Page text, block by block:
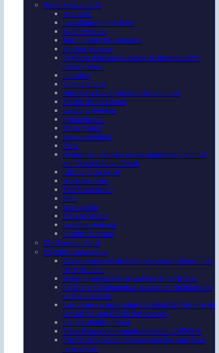
Penal Sustantivo⚖️
Adulterio
cumplimiento del deber
Dolo eventual
Juicio contra los animales
Acción humana
Legítima defensa en estado de incertidumbre
temor o terror
tipicidad
Ultraje simple
sujeción a la vigilancia de la autoridad
Estado de necesidad
Legítima defensa
malandrizado
Arma blanca
Inimputabilidad
Pena
atenuantes previstas en los numerales 2 y 4 del
art. 74 del Código Penal.
cálculo de la penal
Aberratio Ictus
Teoría del delito
Pena
Imputación
Pena accesoria
Legítima defensa
dosimetría penal
⚖️+Derecho Penal
⚖️Fallos comentados
El elemento subjetivo del tipo penal culposo y el
error del tipo.
Hacia la autonomía acusatoria de la víctima.
La Doble Conformidad. Acción de Nulidad ante
el TSJ. Caracas.
Los vicios de inconstitucionalidad del Recurso de
Apelación con Efecto Suspensivo
La culpabilidad penal
Tipos Penales contemplados en la LOPNNA
Prisión provisional impuesta por los superiores
jerárquicos.